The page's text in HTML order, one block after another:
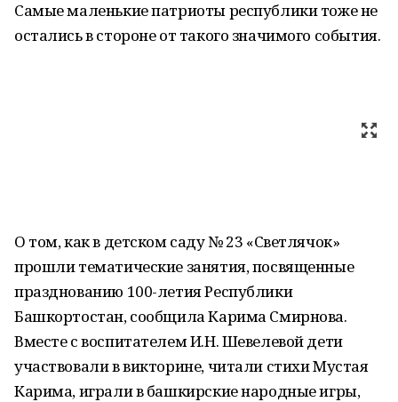
Самые маленькие патриоты республики тоже не
остались в стороне от такого значимого события.
О том, как в детском саду № 23 «Светлячок»
прошли тематические занятия, посвященные
празднованию 100-летия Республики
Башкортостан, сообщила Карима Смирнова.
Вместе с воспитателем И.Н. Шевелевой дети
участвовали в викторине, читали стихи Мустая
Карима, играли в башкирские народные игры,